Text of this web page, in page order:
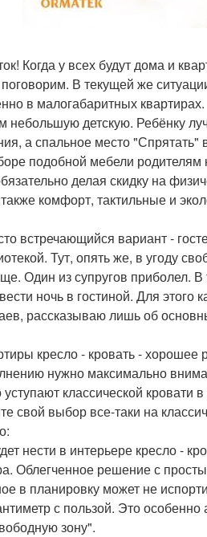
Когда у всех будут дома и
В текущей же
в малогабаритных квартирах.
детскую. Ребёнку
а спальное место "Спрятать"
подобной мебели
делая скидку на
комфорт, тактильные и
встречающийся вариант -
Тут, опять же, в угоду
Один из супругов приболел.
ночь в гостиной. Для этого
рассказываю лишь об
кресло - кровать -
нужно максимально
уступают классической
свой выбор все-таки на
нести в интерьере кресло -
Облегченное решение с
в планировку может не
с пользой. Это особенно
зону".